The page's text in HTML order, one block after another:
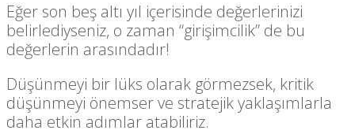
Eğer son beş altı yıl içerisinde değerlerinizi
belirlediyseniz, o zaman “girişimcilik” de bu
değerlerin arasındadır!
Düşünmeyi bir lüks olarak görmezsek, kritik
düşünmeyi önemser ve stratejik yaklaşımlarla
daha etkin adımlar atabiliriz.